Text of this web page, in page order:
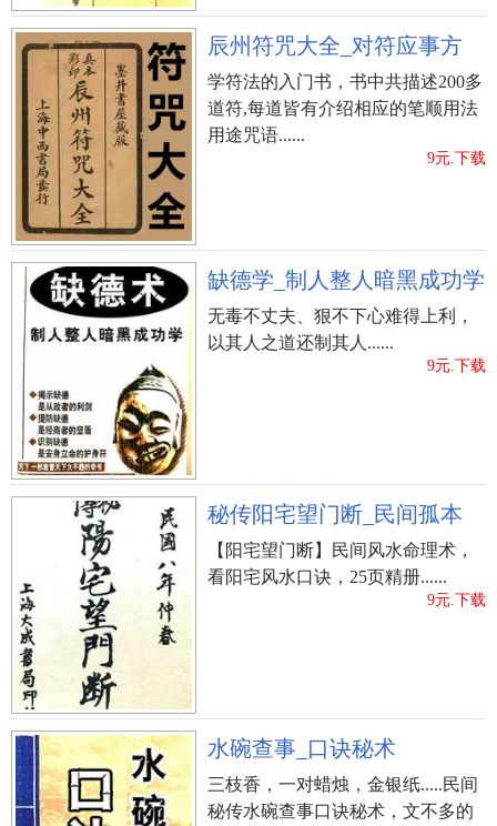
辰州符咒大全_对符应事方
学符法的入门书，书中共描述200多
道符,每道皆有介绍相应的笔顺用法
用途咒语......
9元.下载
缺德学_制人整人暗黑成功学
无毒不丈夫、狠不下心难得上利，
以其人之道还制其人......
9元.下载
秘传阳宅望门断_民间孤本
【阳宅望门断】民间风水命理术，
看阳宅风水口诀，25页精册......
9元.下载
水碗查事_口诀秘术
三枝香，一对蜡烛，金银纸.....民间
秘传水碗查事口诀秘术，文不多的